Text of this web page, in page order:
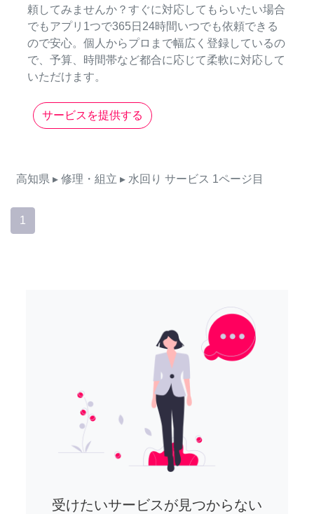
頼してみませんか？すぐに対応してもらいたい場合
でもアプリ1つで365日24時間いつでも依頼できる
ので安心。個人からプロまで幅広く登録しているの
で、予算、時間帯など都合に応じて柔軟に対応して
いただけます。
サービスを提供する
高知県 ▸ 修理・組立 ▸ 水回り サービス 1ページ目
1
受けたいサービスが見つからない